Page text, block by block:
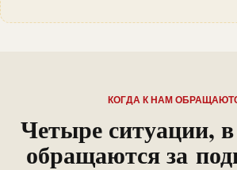
КОГДА К НАМ
Четыре ситуации,
обращаются за